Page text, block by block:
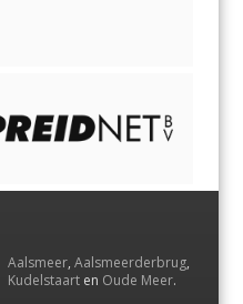
Aalsmeer, Aalsmeerderbrug,
Kudelstaart en Oude Meer.